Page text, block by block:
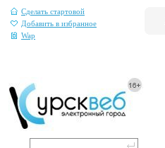
Сделать стартовой
Добавить в избранное
Wap